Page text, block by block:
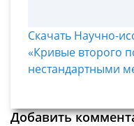
Скачать Научно-
«Кривые второго
нестандартными
Добавить